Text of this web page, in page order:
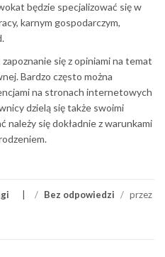
będzie specjalizować się w
karnym gospodarczym,
się z opiniami na temat
Bardzo często można
na stronach internetowych
dzielą się także swoimi
należy się dokładnie z warunkami
/ Bez odpowiedzi / przez